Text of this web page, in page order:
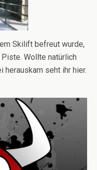
Skilift befreut wurde,
Wollte natürlich
herauskam seht ihr hier.